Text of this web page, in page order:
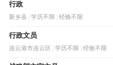
行政
新乡县 学历不限 经验不限
行政文员
连云港市连云区 学历不限 经验不限